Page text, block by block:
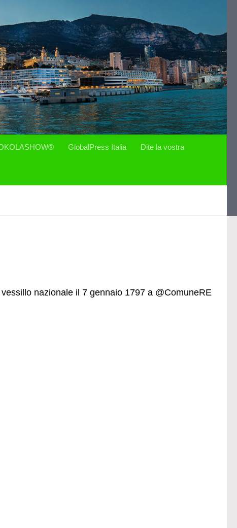
GlobalPress Italia Dite la vostra
nazionale il 7 gennaio 1797 a @ComuneRE